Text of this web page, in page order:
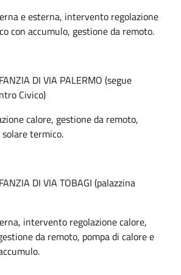
e esterna, intervento regolazione
con accumulo, gestione da remoto.
DI VIA PALERMO (segue
Civico)
calore, gestione da remoto,
termico.
DI VIA TOBAGI (palazzina
intervento regolazione calore,
da remoto, pompa di calore e